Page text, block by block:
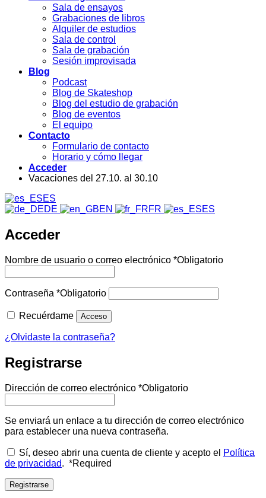
Sala de ensayos
Grabaciones de libros
Alquiler de estudios
Sala de control
Sala de grabación
Sesión improvisada
Blog
Podcast
Blog de Skateshop
Blog del estudio de grabación
Blog de eventos
El equipo
Contacto
Formulario de contacto
Horario y cómo llegar
Acceder
Vacaciones del 27.10. al 30.10
ES
DE
EN FR ES
Acceder
Nombre de usuario o correo electrónico *Obligatorio
Contraseña *Obligatorio
Recuérdame Acceso
¿Olvidaste la contraseña?
Registrarse
Dirección de correo electrónico *Obligatorio
Se enviará un enlace a tu dirección de correo electrónico
para establecer una nueva contraseña.
Sí, deseo abrir una cuenta de cliente y acepto el Política
de privacidad. *Required
Registrarse